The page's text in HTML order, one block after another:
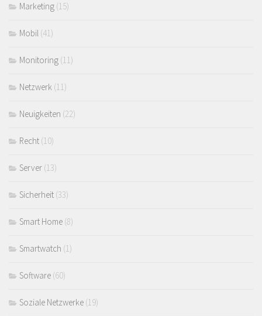
Marketing (15)
Mobil (41)
Monitoring (11)
Netzwerk (11)
Neuigkeiten (22)
Recht (10)
Server (13)
Sicherheit (33)
Smart Home (8)
Smartwatch (1)
Software (60)
Soziale Netzwerke (19)